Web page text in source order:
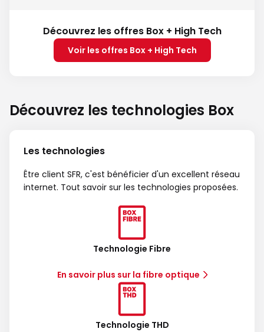
Découvrez les offres Box + High Tech
Voir les offres Box + High Tech
Découvrez les technologies Box
Les technologies
Être client SFR, c'est bénéficier d'un excellent réseau
internet. Tout savoir sur les technologies proposées.
Technologie Fibre
En savoir plus sur la fibre optique
Technologie THD